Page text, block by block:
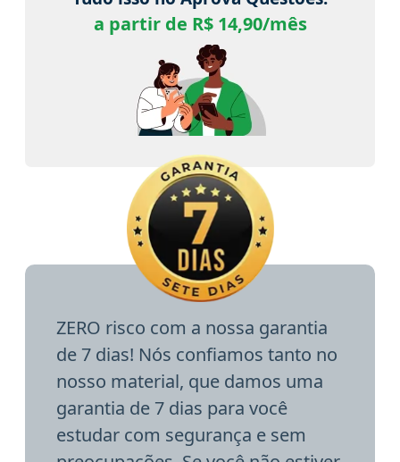
a partir de R$ 14,90/mês
ZERO risco com a nossa garantia
de 7 dias! Nós confiamos tanto no
nosso material, que damos uma
garantia de 7 dias para você
estudar com segurança e sem